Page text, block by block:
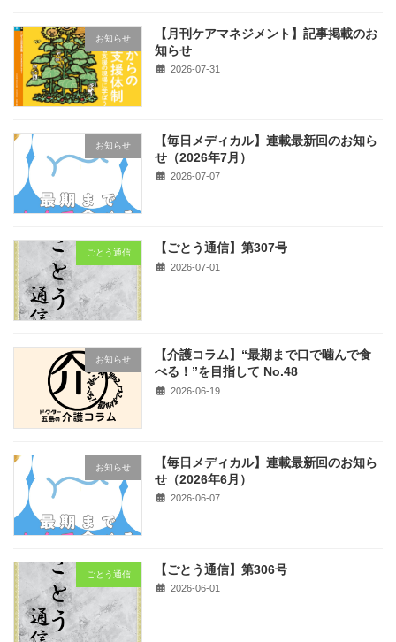
お知らせ
【月刊ケアマネジメント】記事掲載のお
知らせ
2026-07-31
お知らせ
【毎日メディカル】連載最新回のお知ら
せ（2026年7月）
2026-07-07
ごとう通信 【ごとう通信】第307号
2026-07-01
お知らせ
【介護コラム】“最期まで口で噛んで食
べる！”を目指して No.48
2026-06-19
お知らせ
【毎日メディカル】連載最新回のお知ら
せ（2026年6月）
2026-06-07
ごとう通信 【ごとう通信】第306号
2026-06-01